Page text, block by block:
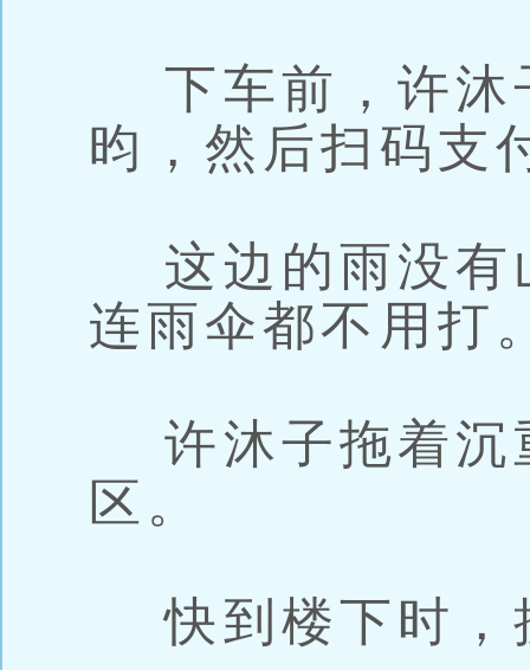
下车前，许沐
昀，然后扫码支
这边的雨没有
连雨伞都不用打
许沐子拖着沉
区。
快到楼下时，